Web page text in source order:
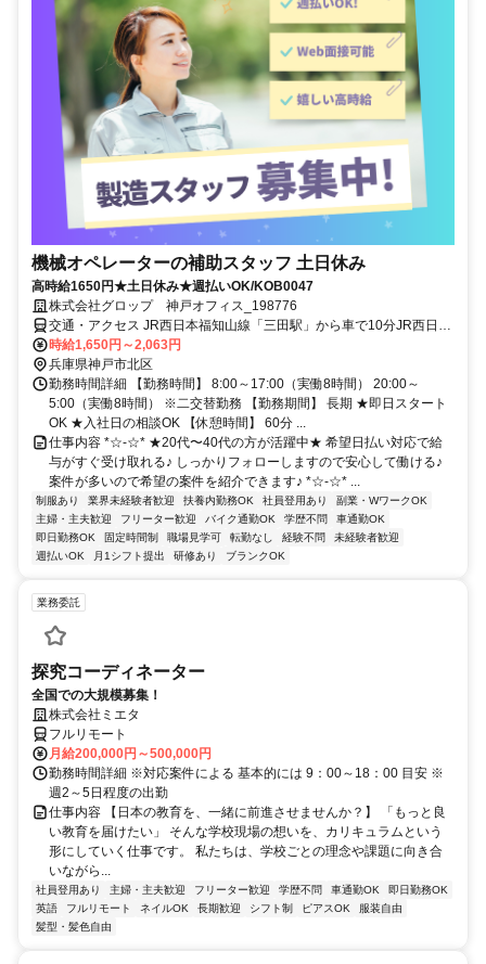
機械オペレーターの補助スタッフ 土日休み
高時給1650円★土日休み★週払いOK/KOB0047
株式会社グロップ 神戸オフィス_198776
交通・アクセス JR西日本福知山線「三田駅」から車で10分JR西日本
福知山線「道場駅」から車で5分【通勤手段】車/バイク/自転車【通勤
備考】無料駐車場・駐輪場あり
時給1,650円～2,063円
兵庫県神戸市北区
勤務時間詳細 【勤務時間】 8:00～17:00（実働8時間） 20:00～
5:00（実働8時間） ※二交替勤務 【勤務期間】 長期 ★即日スタート
OK ★入社日の相談OK 【休憩時間】 60分 ...
仕事内容 *☆-☆* ★20代〜40代の方が活躍中★ 希望日払い対応で給
与がすぐ受け取れる♪ しっかりフォローしますので安心して働ける♪
案件が多いので希望の案件を紹介できます♪ *☆-☆* ...
制服あり 業界未経験者歓迎 扶養内勤務OK 社員登用あり
副業・WワークOK
主婦・主夫歓迎
フリーター歓迎 バイク通勤OK 学歴不問
車通勤OK
即日勤務OK
固定時間制 職場見学可 転勤なし 経験不問
未経験者歓迎
週払いOK
月1シフト提出 研修あり ブランクOK
業務委託
探究コーディネーター
全国での大規模募集！
株式会社ミエタ
フルリモート
月給200,000円～500,000円
勤務時間詳細 ※対応案件による 基本的には 9：00～18：00 目安 ※
週2～5日程度の出勤
仕事内容 【日本の教育を、一緒に前進させませんか？】 「もっと良
い教育を届けたい」 そんな学校現場の想いを、カリキュラムという
形にしていく仕事です。 私たちは、学校ごとの理念や課題に向き合
いながら...
社員登用あり 主婦・主夫歓迎 フリーター歓迎 学歴不問 車通勤OK
即日勤務OK
英語
フルリモート ネイルOK 長期歓迎 シフト制 ピアスOK
服装自由
髪型・髪色自由